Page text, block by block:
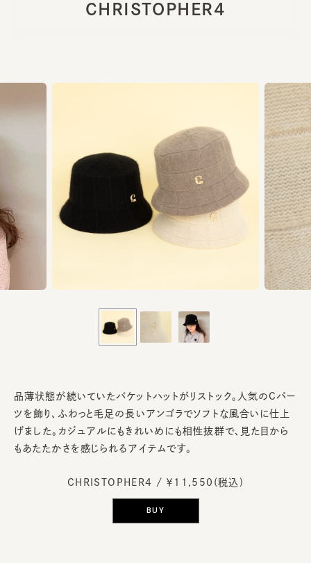
CHRISTOPHER4
品薄状態が続いていたバケットハットがリストック。人気のCパー
ツを飾り、ふわっと毛足の長いアンゴラでソフトな風合いに仕上
げました。カジュアルにもきれいめにも相性抜群で、見た目から
もあたたかさを感じられるアイテムです。
CHRISTOPHER4 / ￥11,550(税込)
BUY